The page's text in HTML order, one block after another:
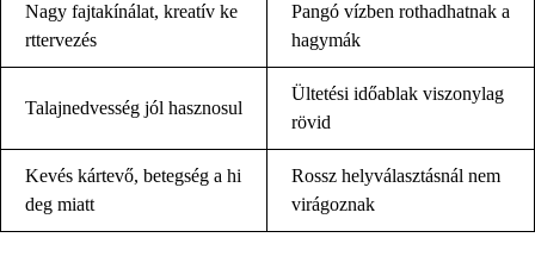
Nagy fajtakínálat, kreatív ke
rttervezés
Pangó vízben rothadhatnak a
hagymák
Talajnedvesség jól hasznosul
Ültetési időablak viszonylag
rövid
Kevés kártevő, betegség a hi
deg miatt
Rossz helyválasztásnál nem
virágoznak